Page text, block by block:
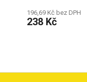
196,69 Kč bez DPH
238 Kč
Z